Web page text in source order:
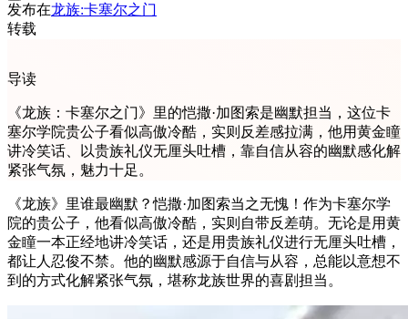
发布在龙族:卡塞尔之门
转载
导读
《龙族：卡塞尔之门》里的恺撒·加图索是幽默担当，这位卡
塞尔学院贵公子看似高傲冷酷，实则反差感拉满，他用黄金瞳
讲冷笑话、以贵族礼仪无厘头吐槽，靠自信从容的幽默感化解
紧张气氛，魅力十足。
《龙族》里谁最幽默？恺撒·加图索当之无愧！作为卡塞尔学
院的贵公子，他看似高傲冷酷，实则自带反差萌。无论是用黄
金瞳一本正经地讲冷笑话，还是用贵族礼仪进行无厘头吐槽，
都让人忍俊不禁。他的幽默感源于自信与从容，总能以意想不
到的方式化解紧张气氛，堪称龙族世界的喜剧担当。